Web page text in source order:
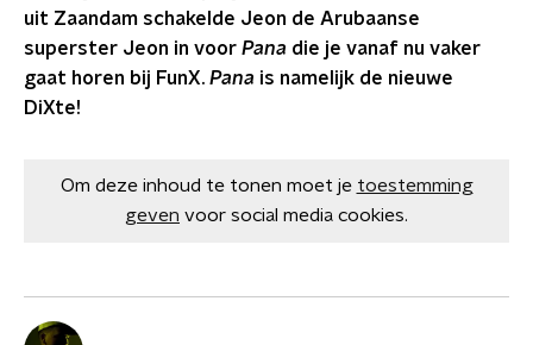
uit Zaandam schakelde Jeon de Arubaanse
superster Jeon in voor Pana die je vanaf nu vaker
gaat horen bij FunX. Pana is namelijk de nieuwe
DiXte!
Om deze inhoud te tonen moet je toestemming
geven voor social media cookies.